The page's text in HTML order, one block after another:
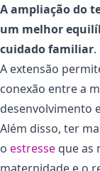
A ampliação do
um melhor
cuidado familiar.
A extensão
conexão entre a
desenvolvimento
Além disso, ter
o estresse que as